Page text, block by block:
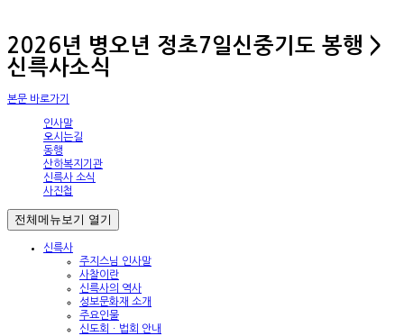
2026년 병오년 정초7일신중기도 봉행 >
신륵사소식
본문 바로가기
인사말
오시는길
동행
산하복지기관
신륵사 소식
사진첩
전체메뉴보기 열기
신륵사
주지스님 인사말
사찰이란
신륵사의 역사
성보문화재 소개
주요인물
신도회ㆍ법회 안내